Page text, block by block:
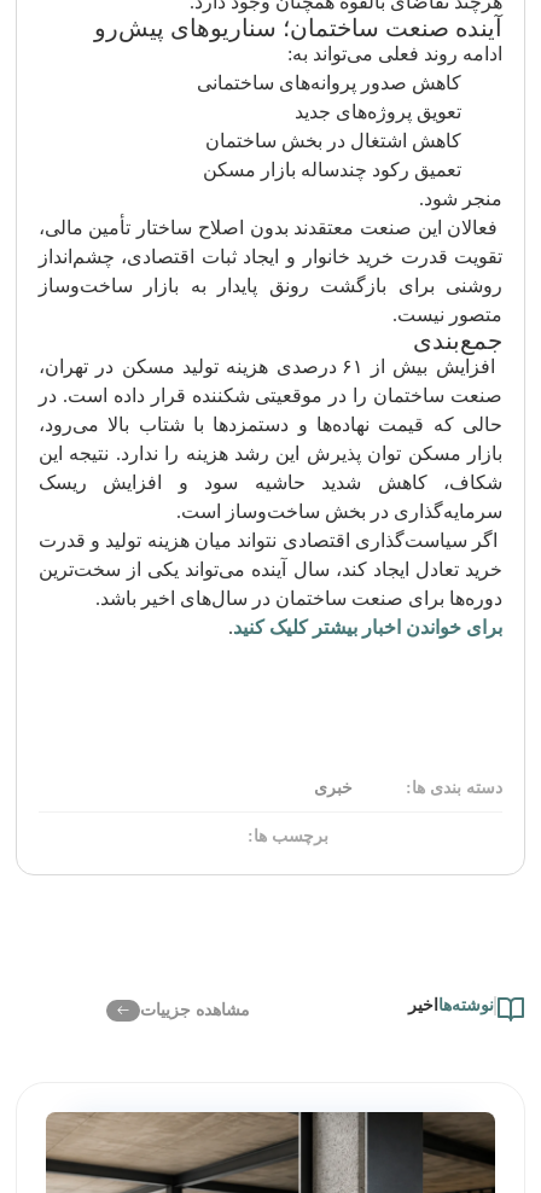
آینده صنعت ساختمان؛ سناریوهای پیش‌رو
ادامه روند فعلی می‌تواند به:
کاهش صدور پروانه‌های ساختمانی
تعویق پروژه‌های جدید
کاهش اشتغال در بخش ساختمان
تعمیق رکود چندساله بازار مسکن
منجر شود.
فعالان این صنعت معتقدند بدون اصلاح ساختار تأمین مالی،
تقویت قدرت خرید خانوار و ایجاد ثبات اقتصادی، چشم‌انداز
روشنی برای بازگشت رونق پایدار به بازار ساخت‌وساز
متصور نیست.
جمع‌بندی
افزایش بیش از ۶۱ درصدی هزینه تولید مسکن در تهران،
صنعت ساختمان را در موقعیتی شکننده قرار داده است. در
حالی که قیمت نهاده‌ها و دستمزدها با شتاب بالا می‌رود،
بازار مسکن توان پذیرش این رشد هزینه را ندارد. نتیجه این
شکاف، کاهش شدید حاشیه سود و افزایش ریسک
سرمایه‌گذاری در بخش ساخت‌وساز است.
اگر سیاست‌گذاری اقتصادی نتواند میان هزینه تولید و قدرت
خرید تعادل ایجاد کند، سال آینده می‌تواند یکی از سخت‌ترین
دوره‌ها برای صنعت ساختمان در سال‌های اخیر باشد.
برای خواندن اخبار بیشتر کلیک کنید.
دسته بندی ها: خبری
برچسب ها:
نوشته‌ها اخیر مشاهده جزییات